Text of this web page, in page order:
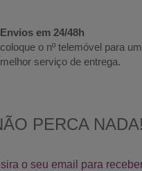
Envios em 24/48h
coloque o nº telemóvel para um
melhor serviço de entrega.